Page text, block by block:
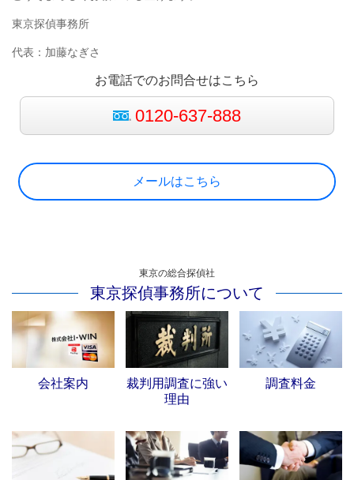
東京探偵事務所
代表：加藤なぎさ
お電話でのお問合せはこちら
0120-637-888
メールはこちら
東京の総合探偵社
東京探偵事務所について
会社案内
裁判用調査に強い
理由
調査料金